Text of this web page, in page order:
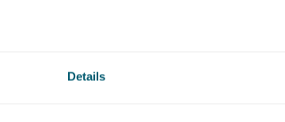
Details